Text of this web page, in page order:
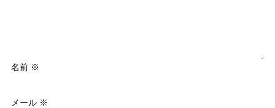
名前 ※
メール ※